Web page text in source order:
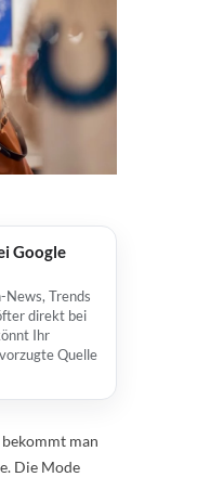
Google
News, Trends
direkt bei
Ihr
Quelle
man
Die Mode